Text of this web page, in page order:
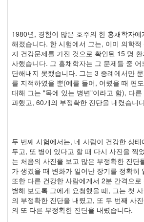
1980년, 경험이 많은 호주의 한 홍채학자에
해졌습니다. 한 시험에서 그는, 이미 의학
지 건강문제를 가진 것으로 확인된 15 명
사했습니다. 그 홍채학자는 그 문제들 중 어
단해내지 못했습니다. 그는 3 증례에서만
를 지적하였을 뿐(예를 들어, 어렸을 때 편
대해 그는 "목에 있는 병변"이라고 함), 다
과했고, 60개의 부정확한 진단을 내렸습니
두 번째 시험에서는, 네 사람이 건강한 상
두고, 또 병이 있다고 할 때 다시 사진을 찍
는 처음의 사진을 보고 많은 부정확한 진단
가 생겼을 때 변화가 일어난 장기를 정확히
또한 다른 건강한 사람에게서 2분 간격으
별해 보도록 그에게 요청했을 때, 그는 첫
의 부정확한 진단을 내렸고, 또 두 번째 사
의 또 다른 부정확한 진단을 내렸습니다.